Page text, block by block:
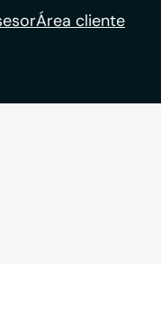
Área cliente